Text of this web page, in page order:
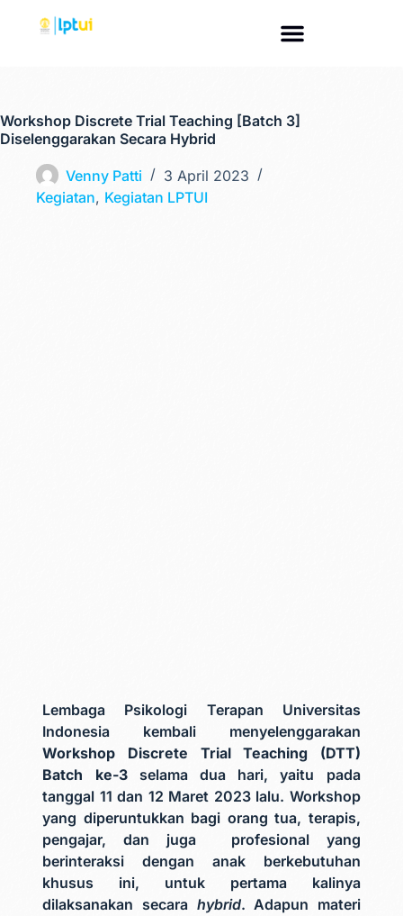
Workshop Discrete Trial Teaching [Batch 3]
Diselenggarakan Secara Hybrid
Venny Patti
3 April 2023
Kegiatan, Kegiatan LPTUI
Lembaga Psikologi Terapan Universitas
Indonesia kembali menyelenggarakan
Workshop Discrete Trial Teaching (DTT)
Batch ke-3selama dua hari, yaitu pada
tanggal 11 dan 12 Maret 2023 lalu. Workshop
yang diperuntukkan bagi orang tua, terapis,
pengajar, dan juga profesional yang
berinteraksi dengan anak berkebutuhan
khusus ini, untuk pertama kalinya
dilaksanakan secara hybrid. Adapun materi